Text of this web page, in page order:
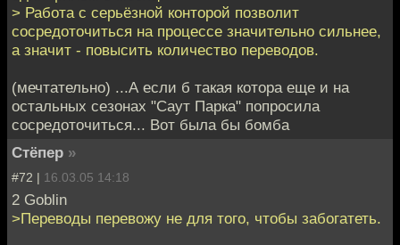
> Работа с серьёзной конторой позволит
сосредоточиться на процессе значительно сильнее,
а значит - повысить количество переводов.
(мечтательно) ...А если б такая котора еще и на
остальных сезонах "Саут Парка" попросила
сосредоточиться... Вот была бы бомба
Стёпер »
#72 | 16.03.05 14:18
2 Goblin
>Переводы перевожу не для того, чтобы забогатеть.